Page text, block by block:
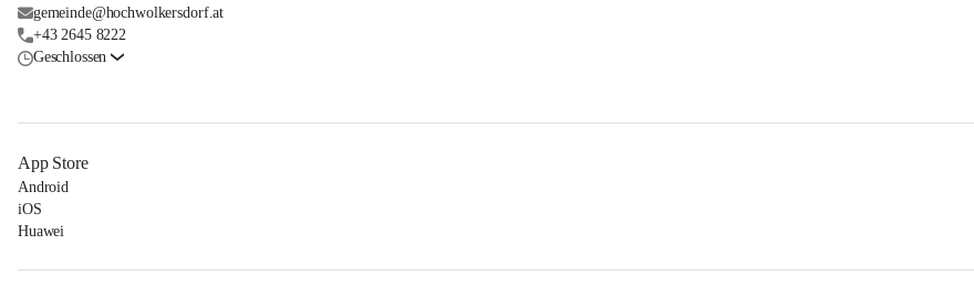
gemeinde@hochwolkersdorf.at
+43 2645 8222
Geschlossen
App Store
Android
iOS
Huawei